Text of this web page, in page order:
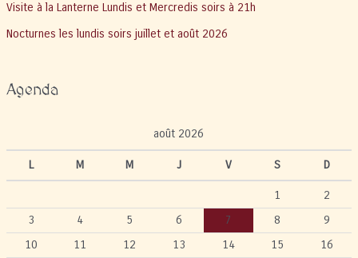
Visite à la Lanterne Lundis et Mercredis soirs à 21h
Nocturnes les lundis soirs juillet et août 2026
Agenda
août 2026
L M M J V S D
1
2
3
4 5 6 7 8
9
10
11 12 13 14 15
16